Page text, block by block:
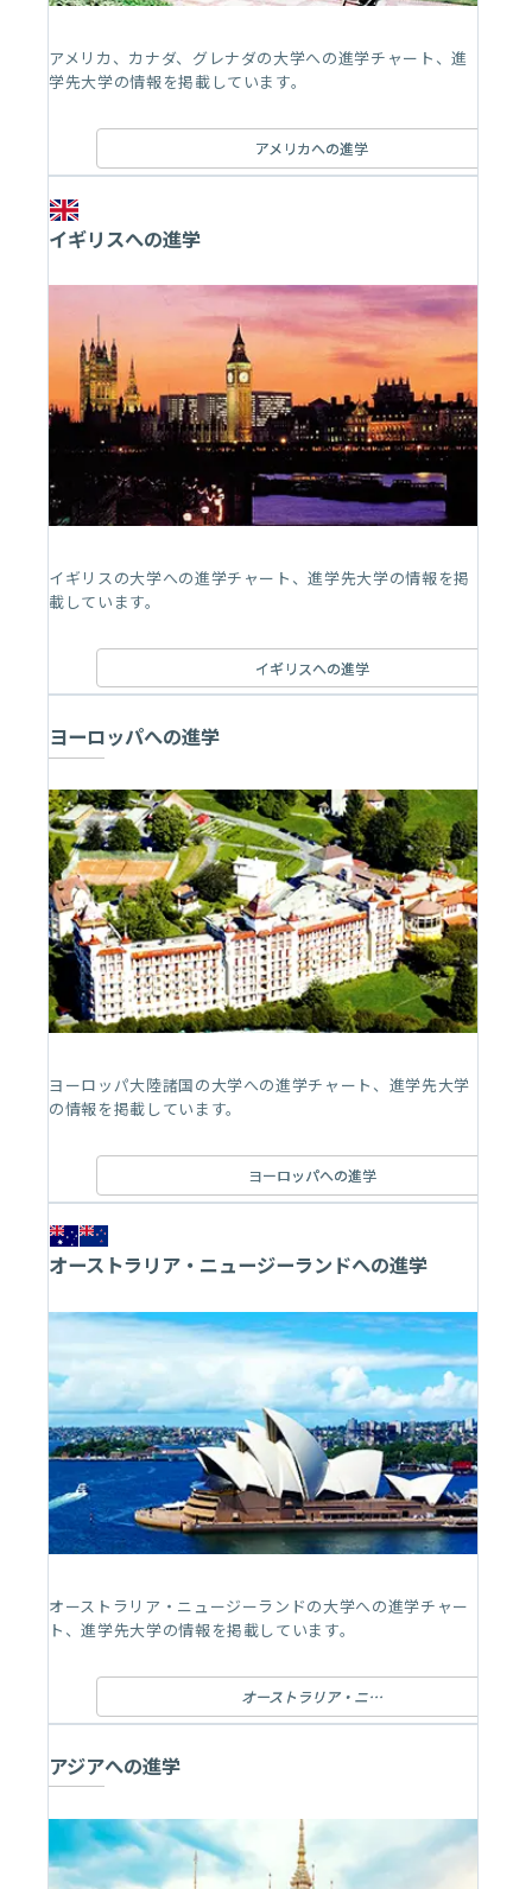
アメリカ、カナダ、グレナダの大学への進学チャート、進
学先大学の情報を掲載しています。
アメリカへの進学
イギリスへの進学
イギリスの大学への進学チャート、進学先大学の情報を掲
載しています。
イギリスへの進学
ヨーロッパへの進学
ヨーロッパ大陸諸国の大学への進学チャート、進学先大学
の情報を掲載しています。
ヨーロッパへの進学
オーストラリア・ニュージーランドへの進学
オーストラリア・ニュージーランドの大学への進学チャー
ト、進学先大学の情報を掲載しています。
オーストラリア・ニュージーランドへの進学
アジアへの進学